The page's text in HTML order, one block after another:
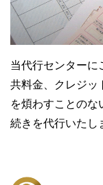
当代行センターに
共料金、クレジッ
を煩わすことのな
続きを代行いたし